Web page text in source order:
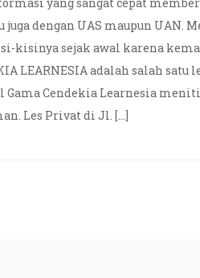
dengan UAS maupun UAN.
kisinya sejak awal karena
LEARNESIA adalah salah satu
Gama Cendekia Learnesia
Les Privat di Jl. […]